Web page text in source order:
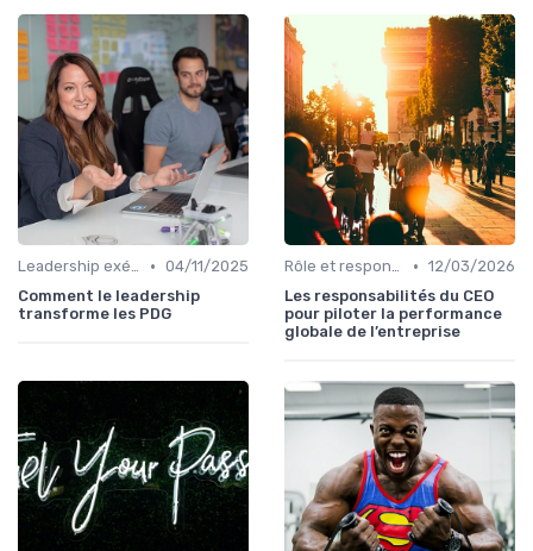
Leadership exécutif & prise de décision • 04/11/2025
Comment le leadership
transforme les PDG
Rôle et responsabilités du CEO • 12/03/2026
Les responsabilités du CEO
pour piloter la performance
globale de l’entreprise